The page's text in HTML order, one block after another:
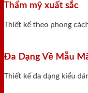
Thẩm mỹ xuất sắc
Thiết kế theo phong
Đa Dạng Về Mẫu
Thiết kế đa dạng kiểu